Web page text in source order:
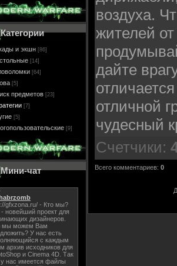
Категории
и экшн [86]
[14]
[64]
[5]
предметов [23]
[7]
[5]
[9]
Мини-чат
воздуха.
жителей
дайте
отличной
чудесный
Счетчики:
Всего комментариев: 0